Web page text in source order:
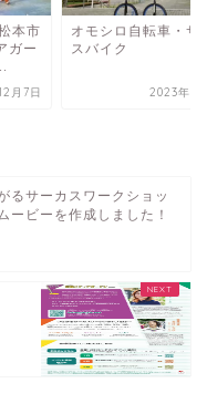
本市
ガー
月7日
オモシロ自転車・サ
スバイク
2023年6
るサーカスワークショッ
ービーを作成しました！